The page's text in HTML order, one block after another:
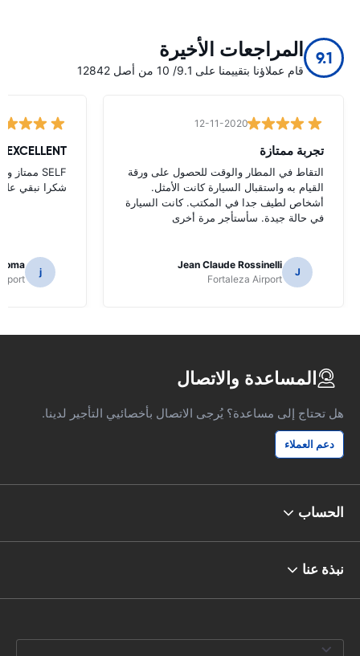
9.1 المراجعات الأخيرة
قام عملاؤنا بتقييمنا على 9.1/ 10 من أصل 12842
12-11-2020
تجربة ممتازة
التقاط في المطار والوقت للحصول على ورقة
القيام به واستقبال السيارة كانت الأمثل.
أشخاص لطيف جدا في المكتب. كانت السيارة
في حالة جيدة. سأستأجر مرة أخرى
J
Jean Claude Rossinelli
Fortaleza Airport
EXCELLENT
شكرا نبقي على
j
المساعدة والاتصال
هل تحتاج إلى مساعدة؟ يُرجى الاتصال بأخصائيي التأجير لدينا.
دعم العملاء
الحساب
نبذة عنا